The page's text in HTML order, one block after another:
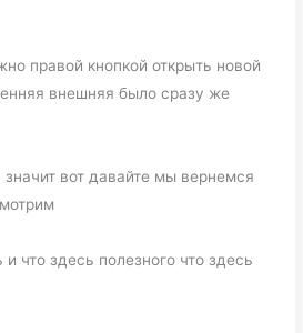
правой кнопкой открыть новой
внешняя было сразу же
вот давайте мы вернемся
что здесь полезного что здесь